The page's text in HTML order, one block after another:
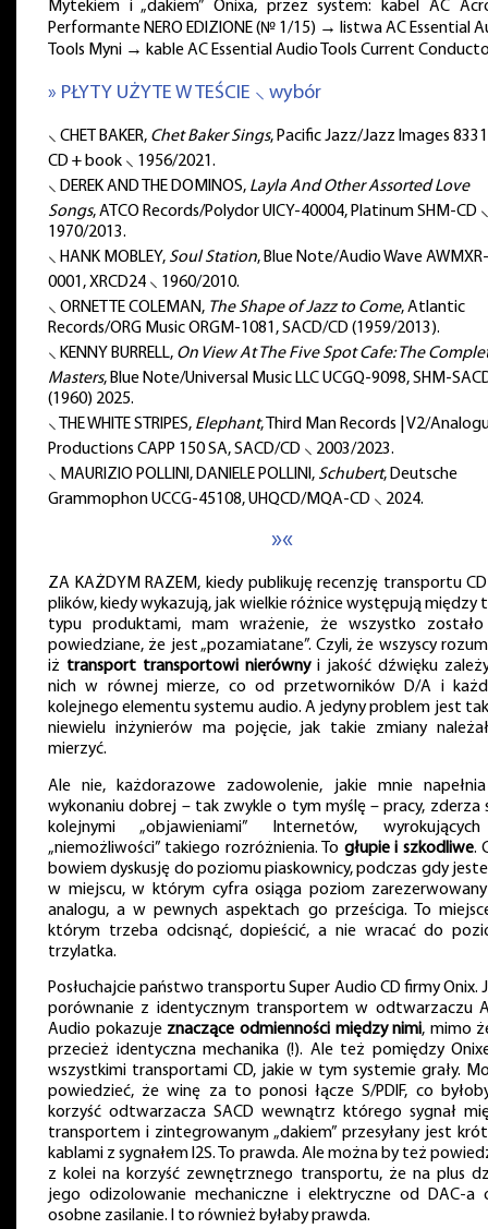
Mytekiem i „dakiem” Onixa, przez system: kabel AC
Performante NERO EDIZIONE (№ 1/15) → listwa AC Essential
Tools Myni → kable AC Essential Audio Tools Current
» PŁYTY UŻYTE W TEŚCIE ⸜ wybór
⸜ CHET BAKER, Chet Baker Sings, Pacific Jazz/Jazz Images
CD + book ⸜ 1956/2021.
⸜ DEREK AND THE DOMINOS, Layla And Other Assorted Love
Songs, ATCO Records/Polydor UICY-40004, Platinum SHM-CD ⸜
1970/2013.
⸜ HANK MOBLEY, Soul Station, Blue Note/Audio Wave AWMXR-
0001, XRCD24 ⸜ 1960/2010.
⸜ ORNETTE COLEMAN, The Shape of Jazz to Come, Atlantic
Records/ORG Music ORGM-1081, SACD/CD (1959/2013).
⸜ KENNY BURRELL, On View At The Five Spot Cafe: The
Masters, Blue Note/Universal Music LLC UCGQ-9098, SHM-
(1960) 2025.
⸜ THE WHITE STRIPES, Elephant, Third Man Records | V2/
Productions CAPP 150 SA, SACD/CD ⸜ 2003/2023.
⸜ MAURIZIO POLLINI, DANIELE POLLINI, Schubert, Deutsche
Grammophon UCCG-45108, UHQCD/MQA-CD ⸜ 2024.
»«
ZA KAŻDYM RAZEM, kiedy publikuję recenzję transportu
plików, kiedy wykazują, jak wielkie różnice występują między
typu produktami, mam wrażenie, że wszystko
powiedziane, że jest „pozamiatane”. Czyli, że wszyscy
iż transport transportowi nierównyi jakość dźwięku
nich w równej mierze, co od przetworników D/A i
kolejnego elementu systemu audio. A jedyny problem jest
niewielu inżynierów ma pojęcie, jak takie zmiany
mierzyć.
Ale nie, każdorazowe zadowolenie, jakie mnie
wykonaniu dobrej – tak zwykle o tym myślę – pracy, zderza
kolejnymi „objawieniami” Internetów,
„niemożliwości” takiego rozróżnienia. To głupie i szkodliwe.
bowiem dyskusję do poziomu piaskownicy, podczas gdy
w miejscu, w którym cyfra osiąga poziom
analogu, a w pewnych aspektach go prześciga. To
którym trzeba odcisnąć, dopieścić, a nie wracać do
trzylatka.
Posłuchajcie państwo transportu Super Audio CD firmy Onix.
porównanie z identycznym transportem w odtwarzaczu
Audio pokazuje znaczące odmienności między nimi, mimo
przecież identyczna mechanika (!). Ale też pomiędzy
wszystkimi transportami CD, jakie w tym systemie grały.
powiedzieć, że winę za to ponosi łącze S/PDIF, co
korzyść odtwarzacza SACD wewnątrz którego sygnał
transportem i zintegrowanym „dakiem” przesyłany jest
kablami z sygnałem I2S. To prawda. Ale można by też
z kolei na korzyść zewnętrznego transportu, że na plus
jego odizolowanie mechaniczne i elektryczne od DAC-a
osobne zasilanie. I to również byłaby prawda.